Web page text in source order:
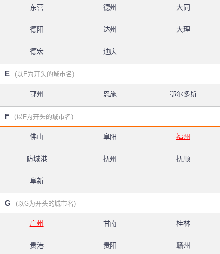
东营 德州 大同
德阳 达州 大理
德宏 迪庆
E (以E为开头的城市名)
鄂州 恩施 鄂尔多斯
F (以F为开头的城市名)
佛山 阜阳 福州
防城港 抚州 抚顺
阜新
G (以G为开头的城市名)
广州 甘南 桂林
贵港 贵阳 赣州